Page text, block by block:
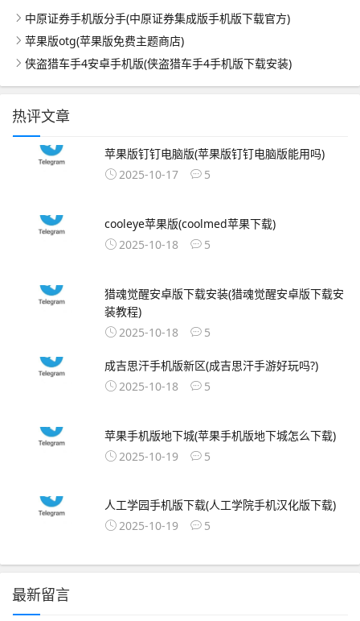
中原证券手机版分手(中原证券集成版手机版下载官方)
苹果版otg(苹果版免费主题商店)
侠盗猎车手4安卓手机版(侠盗猎车手4手机版下载安装)
热评文章
苹果版钉钉电脑版(苹果版钉钉电脑版能用吗)
2025-10-17
5
cooleye苹果版(coolmed苹果下载)
2025-10-18
5
猎魂觉醒安卓版下载安装(猎魂觉醒安卓版下载安
装教程)
2025-10-18
5
成吉思汗手机版新区(成吉思汗手游好玩吗?)
2025-10-18
5
苹果手机版地下城(苹果手机版地下城怎么下载)
2025-10-19
5
人工学园手机版下载(人工学院手机汉化版下载)
2025-10-19
5
最新留言